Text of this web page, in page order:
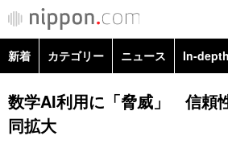
新着 カテゴリー ニュース In-depth
政治・外交
経済・ビジネス
数学AI利用に「脅威」 信頼
同拡大